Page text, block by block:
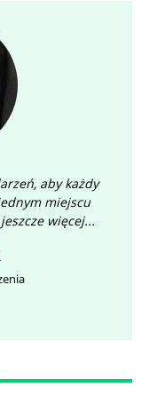
just starting out,
be learning
while
Our workshop
dancer
through an
Stay tuned!🕺
aby każdy
miejscu
więcej...